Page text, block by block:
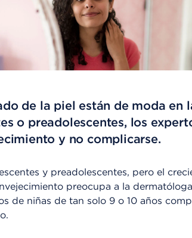
de la piel están de moda en
o preadolescentes, los
y no complicarse.
y preadolescentes, pero el
preocupa a la dermatóloga
de niñas de tan solo 9 o 10 años